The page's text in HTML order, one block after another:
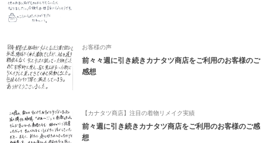
お客様の声
前々々週に引き続きカナタツ商店をご利用のお客様のご
感想
【カナタツ商店】注目の着物リメイク実績
前々週に引き続きカナタツ商店をご利用のお客様のご感
想